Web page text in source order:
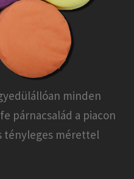
minden
párnacsalád a piacon
tényleges mérettel